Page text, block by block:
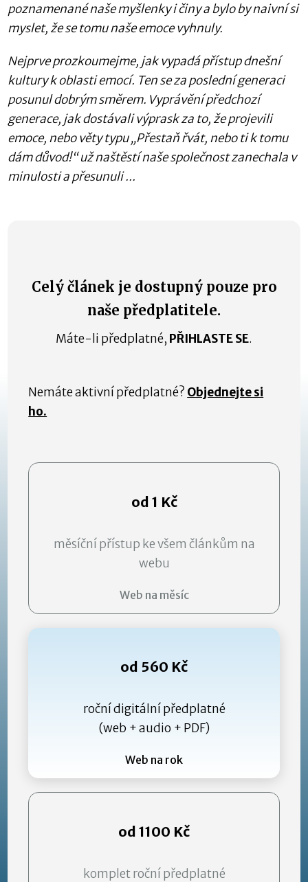
poznamenané naše myšlenky i činy a bylo by naivní si
myslet, že se tomu naše emoce vyhnuly.
Nejprve prozkoumejme, jak vypadá přístup dnešní
kultury k oblasti emocí. Ten se za poslední generaci
posunul dobrým směrem. Vyprávění předchozí
generace, jak dostávali výprask za to, že projevili
emoce, nebo věty typu „Přestaň řvát, nebo ti k tomu
dám důvod!“ už naštěstí naše společnost zanechala v
minulosti a přesunuli ...
Celý článek je dostupný pouze pro
naše předplatitele.
Máte-li předplatné, PŘIHLASTE SE.
Nemáte aktivní předplatné? Objednejte si
ho.
od 1 Kč
měsíční přístup ke všem článkům na
webu
Web na měsíc
od 560 Kč
roční digitální předplatné
(web + audio + PDF)
Web na rok
od 1100 Kč
komplet roční předplatné